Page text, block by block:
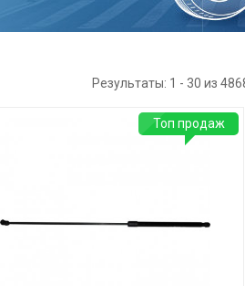
Результаты: 1 - 30 из
Топ продаж